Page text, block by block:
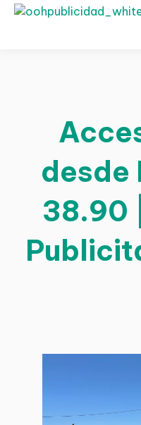
desde
38.90